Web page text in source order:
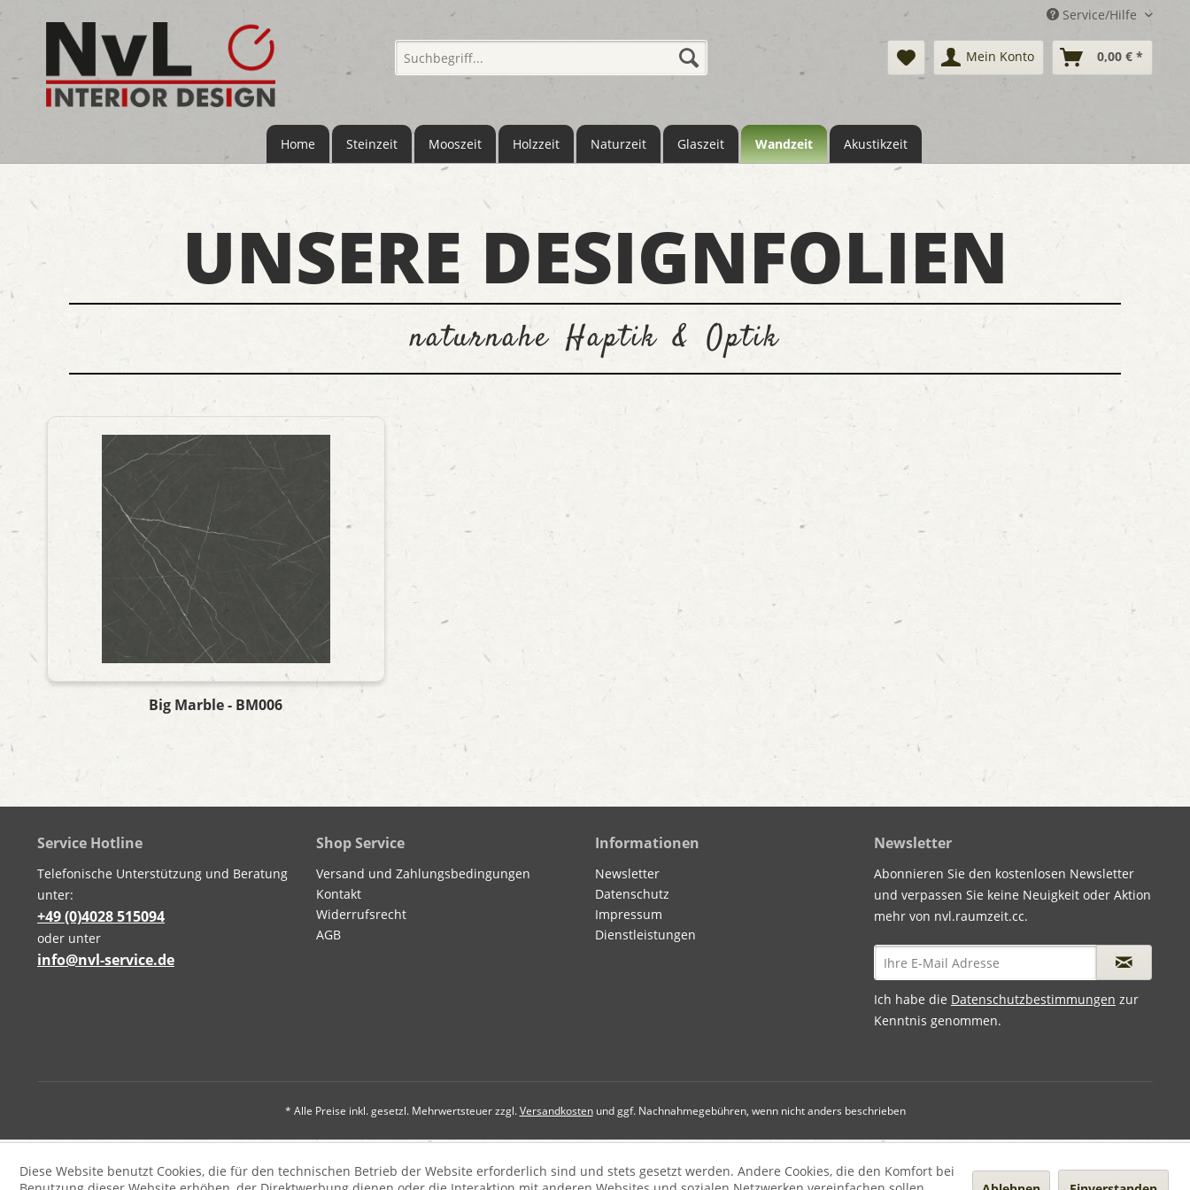
Service/Hilfe
Mein Konto 0,00 € *
Home Steinzeit Mooszeit Holzzeit Naturzeit Glaszeit Wandzeit Akustikzeit
UNSERE DESIGNFOLIEN
naturnahe Haptik & Optik
Big Marble - BM006
Service Hotline
Telefonische Unterstützung und Beratung
unter:
+49 (0)4028 515094
oder unter
info@nvl-service.de
Shop Service
Versand und Zahlungsbedingungen
Kontakt
Widerrufsrecht
AGB
Informationen
Newsletter
Datenschutz
Impressum
Dienstleistungen
Newsletter
Abonnieren Sie den kostenlosen Newsletter
und verpassen Sie keine Neuigkeit oder Aktion
mehr von nvl.raumzeit.cc.
Ich habe die Datenschutzbestimmungen zur
Kenntnis genommen.
* Alle Preise inkl. gesetzl. Mehrwertsteuer zzgl.Versandkostenund ggf. Nachnahmegebühren, wenn nicht anders beschrieben
Diese Website benutzt Cookies, die für den technischen Betrieb der Website erforderlich sind und stets gesetzt werden. Andere Cookies, die den Komfort bei